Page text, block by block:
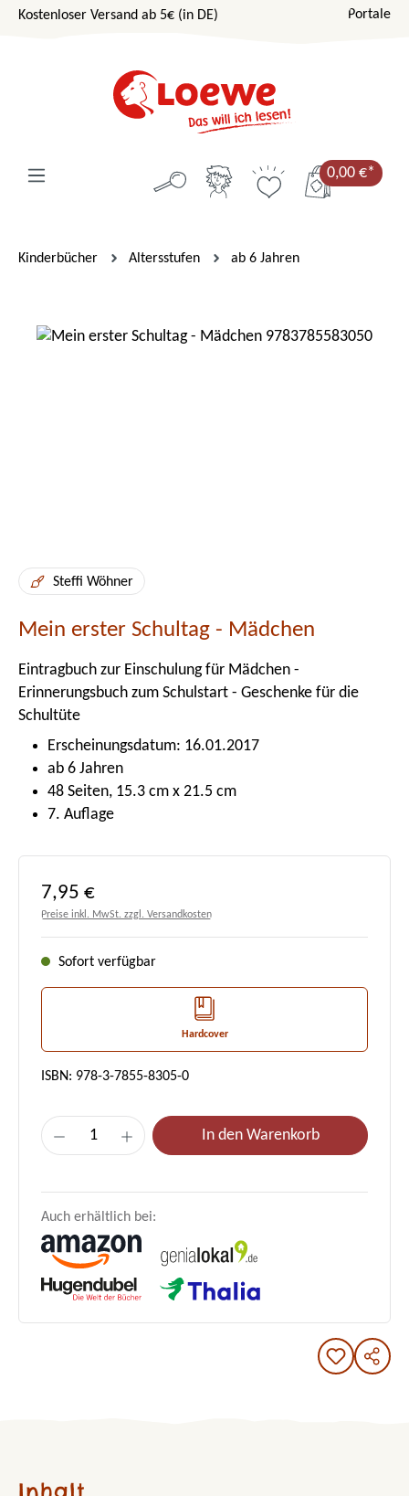
Zum Hauptinhalt springen
Kostenloser Versand ab 5€ (in DE) Portale
0,00 €*
Kinderbücher Altersstufen ab 6 Jahren
Bildergalerie überspringen
Steffi Wöhner
Mein erster Schultag - Mädchen
Eintragbuch zur Einschulung für Mädchen -
Erinnerungsbuch zum Schulstart - Geschenke für die
Schultüte
Erscheinungsdatum: 16.01.2017
ab 6 Jahren
48 Seiten, 15.3 cm x 21.5 cm
7. Auflage
Regulärer Preis:
7,95 €
Preise inkl. MwSt. zzgl. Versandkosten
Sofort verfügbar
Hardcover
ISBN: 978-3-7855-8305-0
Produkt Anzahl: Gib den gewünschten
In den Warenkorb
Auch erhältlich bei:
Inhalt